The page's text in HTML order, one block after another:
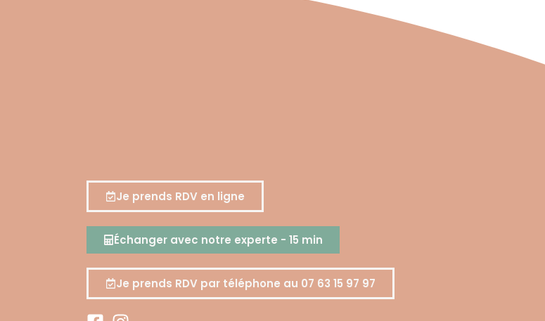
Je prends RDV en ligne
Échanger avec notre experte - 15 min
Je prends RDV par téléphone au 07 63 15 97 97